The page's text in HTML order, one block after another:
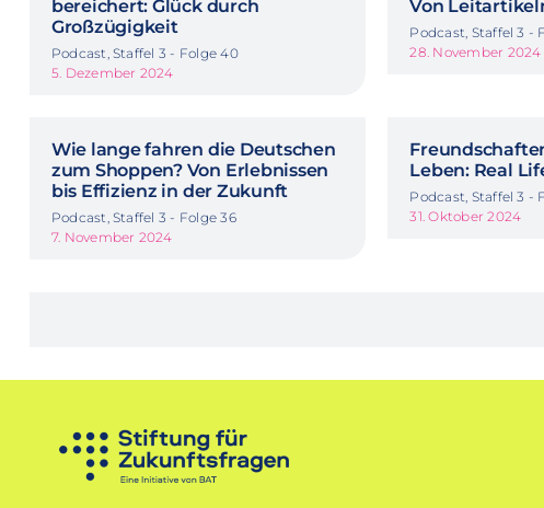
bereichert: Glück durch
Großzügigkeit
Podcast, Staffel 3 - Folge 40
5. Dezember 2024
Von
Podcast, Staffel 3 -
28. November 2024
Wie lange fahren die Deutschen
zum Shoppen? Von Erlebnissen
bis Effizienz in der Zukunft
Podcast, Staffel 3 - Folge 36
7. November 2024
Leben: Real
Podcast, Staffel 3 -
31. Oktober 2024